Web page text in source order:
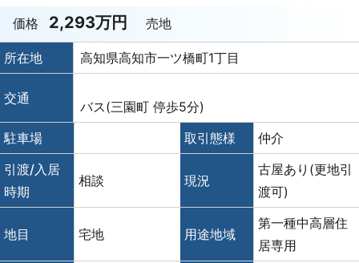
価格 2,293万円 売地
所在地 高知県高知市一ツ橋町1丁目
交通
バス(三園町 停歩5分)
駐車場
取引態様
仲介
引渡/入居
時期
相談 現況
古屋あり(更地引
渡可)
地目 宅地 用途地域
第一種中高層住
居専用